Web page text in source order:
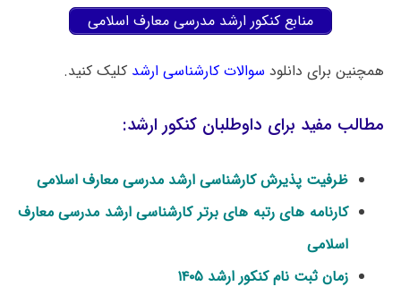
منابع کنکور ارشد مدرسی معارف اسلامی
همچنین برای دانلود سوالات کارشناسی ارشد کلیک کنید.
مطالب مفید برای داوطلبان کنکور ارشد:
ظرفیت پذیرش کارشناسی ارشد مدرسی معارف اسلامی
کارنامه های رتبه های برتر کارشناسی ارشد مدرسی معارف
اسلامی
زمان ثبت نام کنکور ارشد ۱۴۰۵